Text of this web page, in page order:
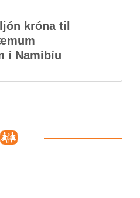
króna til
í Namib­íu